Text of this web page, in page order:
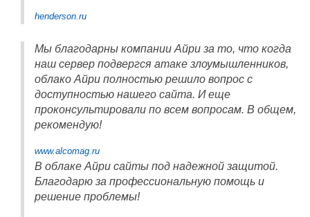
henderson.ru
Мы благодарны компании Айри за то, что когда
наш сервер подвергся атаке злоумышленников,
облако Айри полностью решило вопрос с
доступностью нашего сайта. И еще
проконсультировали по всем вопросам. В общем,
рекомендую!
www.alcomag.ru
В облаке Айри сайты под надежной защитой.
Благодарю за профессиональную помощь и
решение проблемы!